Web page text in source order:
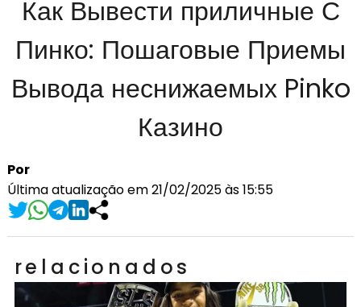
Как Вывести приличные С
Пинко: Пошаговые Приемы
Вывода неснижаемых Pinko
Казино
Por
Última atualização em 21/02/2025 às 15:55
relacionados